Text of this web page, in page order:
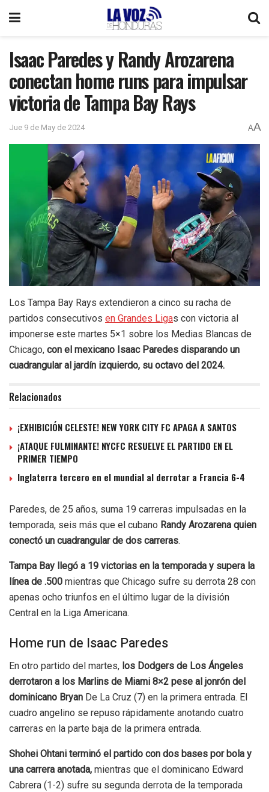
Isaac Paredes y Randy Arozarena
conectan home runs para impulsar
victoria de Tampa Bay Rays
Jue 9 de May de 2024 AA
Los Tampa Bay Rays extendieron a cinco su racha de
partidos consecutivos en Grandes Ligas con victoria al
imponerse este martes 5×1 sobre los Medias Blancas de
Chicago, con el mexicano Isaac Paredes disparando un
cuadrangular al jardín izquierdo, su octavo del 2024.
Relacionados
¡EXHIBICIÓN CELESTE! NEW YORK CITY FC APAGA A SANTOS
¡ATAQUE FULMINANTE! NYCFC RESUELVE EL PARTIDO EN EL
PRIMER TIEMPO
Inglaterra tercero en el mundial al derrotar a Francia 6-4
Paredes, de 25 años, suma 19 carreras impulsadas en la
temporada, seis más que el cubano Randy Arozarena quien
conectó un cuadrangular de dos carreras.
Tampa Bay llegó a 19 victorias en la temporada y supera la
línea de .500 mientras que Chicago sufre su derrota 28 con
apenas ocho triunfos en el último lugar de la división
Central en la Liga Americana.
Home run de Isaac Paredes
En otro partido del martes, los Dodgers de Los Ángeles
derrotaron a los Marlins de Miami 8×2 pese al jonrón del
dominicano Bryan De La Cruz (7) en la primera entrada. El
cuadro angelino se repuso rápidamente anotando cuatro
carreras en la parte baja de la primera entrada.
Shohei Ohtani terminó el partido con dos bases por bola y
una carrera anotada, mientras que el dominicano Edward
Cabrera (1-2) sufre su segunda derrota de la temporada